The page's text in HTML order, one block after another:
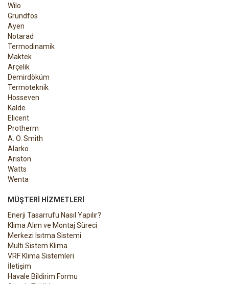
Wilo
Grundfos
Ayen
Notarad
Termodinamik
Maktek
Arçelik
Demirdöküm
Termoteknik
Hosseven
Kalde
Elicent
Protherm
A. O. Smith
Alarko
Ariston
Watts
Wenta
MÜŞTERI HIZMETLERI
Enerji Tasarrufu Nasıl Yapılır?
Klima Alım ve Montaj Süreci
Merkezi Isıtma Sistemi
Multi Sistem Klima
VRF Klima Sistemleri
İletişim
Havale Bildirim Formu